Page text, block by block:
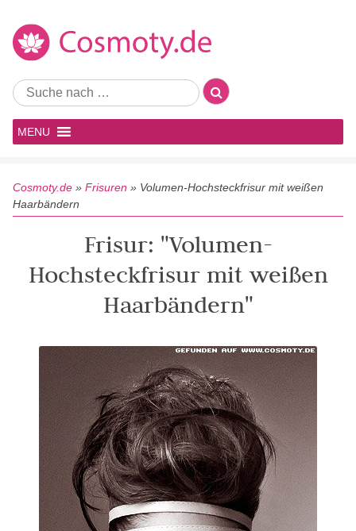
MENU
Cosmoty.de » Frisuren » Volumen-Hochsteckfrisur mit weißen
Haarbändern
Frisur: "Volumen-
Hochsteckfrisur mit weißen
Haarbändern"